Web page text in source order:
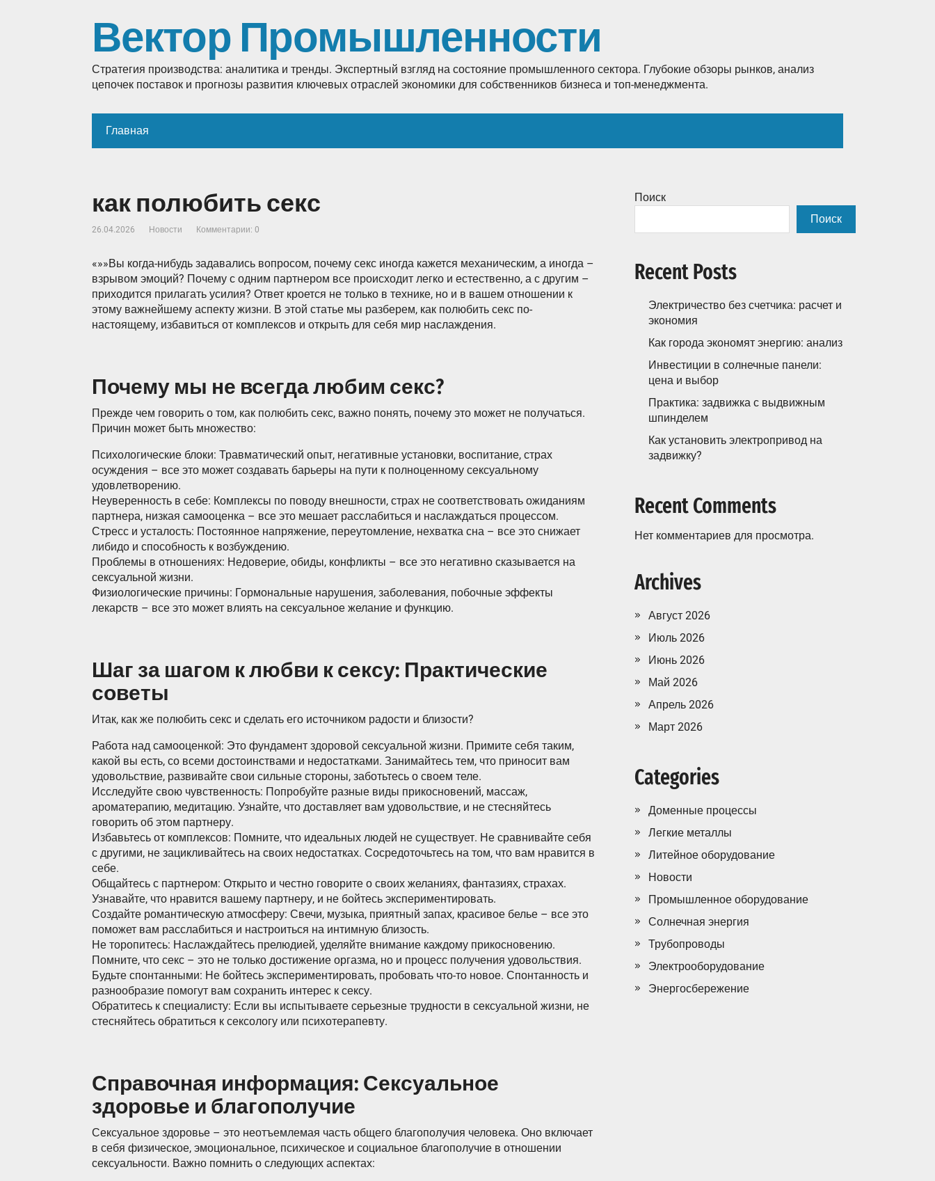
Вектор Промышленности
Стратегия производства: аналитика и тренды. Экспертный взгляд на состояние промышленного сектора. Глубокие обзоры рынков, анализ
цепочек поставок и прогнозы развития ключевых отраслей экономики для собственников бизнеса и топ-менеджмента.
Главная
как полюбить секс
26.04.2026 Новости Комментарии: 0
«»»Вы когда-нибудь задавались вопросом, почему секс иногда кажется механическим, а иногда –
взрывом эмоций? Почему с одним партнером все происходит легко и естественно, а с другим –
приходится прилагать усилия? Ответ кроется не только в технике, но и в вашем отношении к
этому важнейшему аспекту жизни. В этой статье мы разберем, как полюбить секс по-
настоящему, избавиться от комплексов и открыть для себя мир наслаждения.
Почему мы не всегда любим секс?
Прежде чем говорить о том, как полюбить секс, важно понять, почему это может не получаться.
Причин может быть множество:
Психологические блоки: Травматический опыт, негативные установки, воспитание, страх
осуждения – все это может создавать барьеры на пути к полноценному сексуальному
удовлетворению.
Неуверенность в себе: Комплексы по поводу внешности, страх не соответствовать ожиданиям
партнера, низкая самооценка – все это мешает расслабиться и наслаждаться процессом.
Стресс и усталость: Постоянное напряжение, переутомление, нехватка сна – все это снижает
либидо и способность к возбуждению.
Проблемы в отношениях: Недоверие, обиды, конфликты – все это негативно сказывается на
сексуальной жизни.
Физиологические причины: Гормональные нарушения, заболевания, побочные эффекты
лекарств – все это может влиять на сексуальное желание и функцию.
Шаг за шагом к любви к сексу: Практические
советы
Итак, как же полюбить секс и сделать его источником радости и близости?
Работа над самооценкой: Это фундамент здоровой сексуальной жизни. Примите себя таким,
какой вы есть, со всеми достоинствами и недостатками. Занимайтесь тем, что приносит вам
удовольствие, развивайте свои сильные стороны, заботьтесь о своем теле.
Исследуйте свою чувственность: Попробуйте разные виды прикосновений, массаж,
ароматерапию, медитацию. Узнайте, что доставляет вам удовольствие, и не стесняйтесь
говорить об этом партнеру.
Избавьтесь от комплексов: Помните, что идеальных людей не существует. Не сравнивайте себя
с другими, не зацикливайтесь на своих недостатках. Сосредоточьтесь на том, что вам нравится в
себе.
Общайтесь с партнером: Открыто и честно говорите о своих желаниях, фантазиях, страхах.
Узнавайте, что нравится вашему партнеру, и не бойтесь экспериментировать.
Создайте романтическую атмосферу: Свечи, музыка, приятный запах, красивое белье – все это
поможет вам расслабиться и настроиться на интимную близость.
Не торопитесь: Наслаждайтесь прелюдией, уделяйте внимание каждому прикосновению.
Помните, что секс – это не только достижение оргазма, но и процесс получения удовольствия.
Будьте спонтанными: Не бойтесь экспериментировать, пробовать что-то новое. Спонтанность и
разнообразие помогут вам сохранить интерес к сексу.
Обратитесь к специалисту: Если вы испытываете серьезные трудности в сексуальной жизни, не
стесняйтесь обратиться к сексологу или психотерапевту.
Справочная информация: Сексуальное
здоровье и благополучие
Сексуальное здоровье – это неотъемлемая часть общего благополучия человека. Оно включает
в себя физическое, эмоциональное, психическое и социальное благополучие в отношении
сексуальности. Важно помнить о следующих аспектах:
Поиск
Поиск
Recent Posts
Электричество без счетчика: расчет и
экономия
Как города экономят энергию: анализ
Инвестиции в солнечные панели:
цена и выбор
Практика: задвижка с выдвижным
шпинделем
Как установить электропривод на
задвижку?
Recent Comments
Нет комментариев для просмотра.
Archives
Август 2026
Июль 2026
Июнь 2026
Май 2026
Апрель 2026
Март 2026
Categories
Доменные процессы
Легкие металлы
Литейное оборудование
Новости
Промышленное оборудование
Солнечная энергия
Трубопроводы
Электрооборудование
Энергосбережение